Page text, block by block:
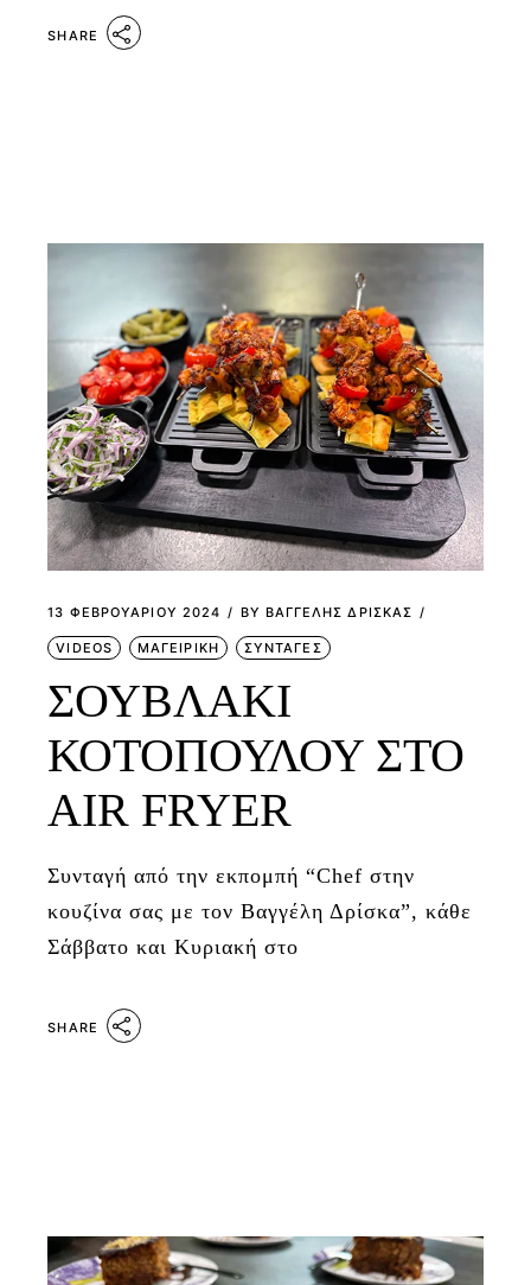
SHARE
13 ΦΕΒΡΟΥΑΡΊΟΥ 2024 BY ΒΑΓΓΕΛΗΣ ΔΡΙΣΚΑΣ
VIDEOS ΜΑΓΕΙΡΙΚΗ ΣΥΝΤΑΓΕΣ
ΣΟΥΒΛΑΚΙ
ΚΟΤΟΠΟΥΛΟΥ ΣΤΟ
AIR FRYER
Συνταγή από την εκπομπή “Chef στην
κουζίνα σας με τον Βαγγέλη Δρίσκα”, κάθε
Σάββατο και Κυριακή στο
SHARE